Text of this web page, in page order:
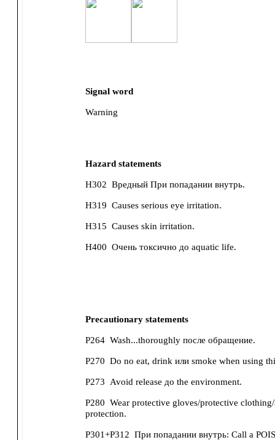
Signal word
Warning
Hazard statements
H302 Вредный При попадании внутрь.
H319 Causes serious eye irritation.
H315 Causes skin irritation.
H400 Очень токсично до aquatic life.
Precautionary statements
P264 Wash...thoroughly после обращение.
P270 Do no eat, drink или smoke when using
P273 Avoid release до the environment.
P280 Wear protective gloves/protective clothing/
protection.
P301+P312 При попадании внутрь: Call a